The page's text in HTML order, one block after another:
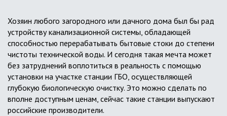
Хозяин любого загородного или дачного дома был бы рад
устройству канализационной системы, обладающей
способностью перерабатывать бытовые стоки до степени
чистоты технической воды. И сегодня такая мечта может
без затруднений воплотиться в реальность с помощью
установки на участке станции ГБО, осуществляющей
глубокую биологическую очистку. Это можно сделать по
вполне доступным ценам, сейчас такие станции выпускают
российские производители.